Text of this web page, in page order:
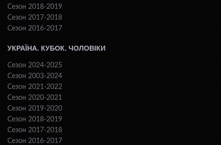
Сезон 2018-2019
Сезон 2017-2018
Сезон 2016-2017
УКРАЇНА. КУБОК. ЧОЛОВІКИ
Сезон 2024-2025
Сезон 2003-2024
Сезон 2021-2022
Сезон 2020-2021
Сезон 2019-2020
Сезон 2018-2019
Сезон 2017-2018
Сезон 2016-2017